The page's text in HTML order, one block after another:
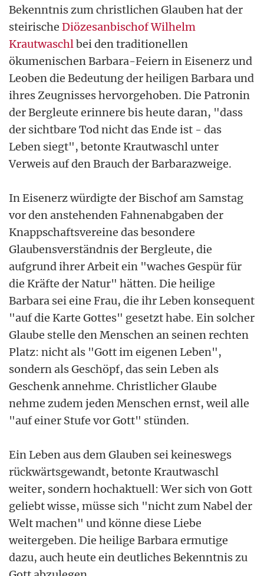
Bekenntnis zum christlichen Glauben hat der
steirische Diözesanbischof Wilhelm
Krautwaschlbei den traditionellen
ökumenischen Barbara-Feiern in Eisenerz und
Leoben die Bedeutung der heiligen Barbara und
ihres Zeugnisses hervorgehoben. Die Patronin
der Bergleute erinnere bis heute daran, "dass
der sichtbare Tod nicht das Ende ist - das
Leben siegt", betonte Krautwaschl unter
Verweis auf den Brauch der Barbarazweige.
In Eisenerz würdigte der Bischof am Samstag
vor den anstehenden Fahnenabgaben der
Knappschaftsvereine das besondere
Glaubensverständnis der Bergleute, die
aufgrund ihrer Arbeit ein "waches Gespür für
die Kräfte der Natur" hätten. Die heilige
Barbara sei eine Frau, die ihr Leben konsequent
"auf die Karte Gottes" gesetzt habe. Ein solcher
Glaube stelle den Menschen an seinen rechten
Platz: nicht als "Gott im eigenen Leben",
sondern als Geschöpf, das sein Leben als
Geschenk annehme. Christlicher Glaube
nehme zudem jeden Menschen ernst, weil alle
"auf einer Stufe vor Gott" stünden.
Ein Leben aus dem Glauben sei keineswegs
rückwärtsgewandt, betonte Krautwaschl
weiter, sondern hochaktuell: Wer sich von Gott
geliebt wisse, müsse sich "nicht zum Nabel der
Welt machen" und könne diese Liebe
weitergeben. Die heilige Barbara ermutige
dazu, auch heute ein deutliches Bekenntnis zu